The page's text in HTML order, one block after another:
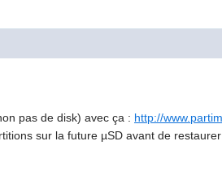
pas de disk) avec ça : http://
sur la future µSD avant de